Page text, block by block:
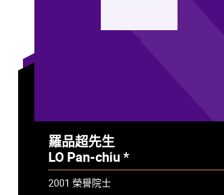
羅品超先生
LO Pan-chiu *
- 已故
2001 榮譽院士